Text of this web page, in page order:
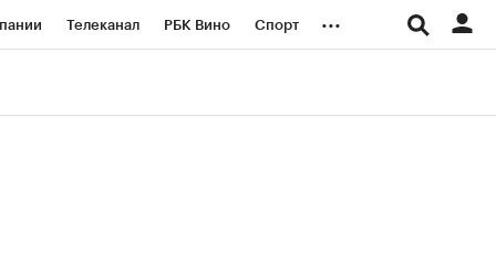
Телеканал РБК Вино Спорт ...